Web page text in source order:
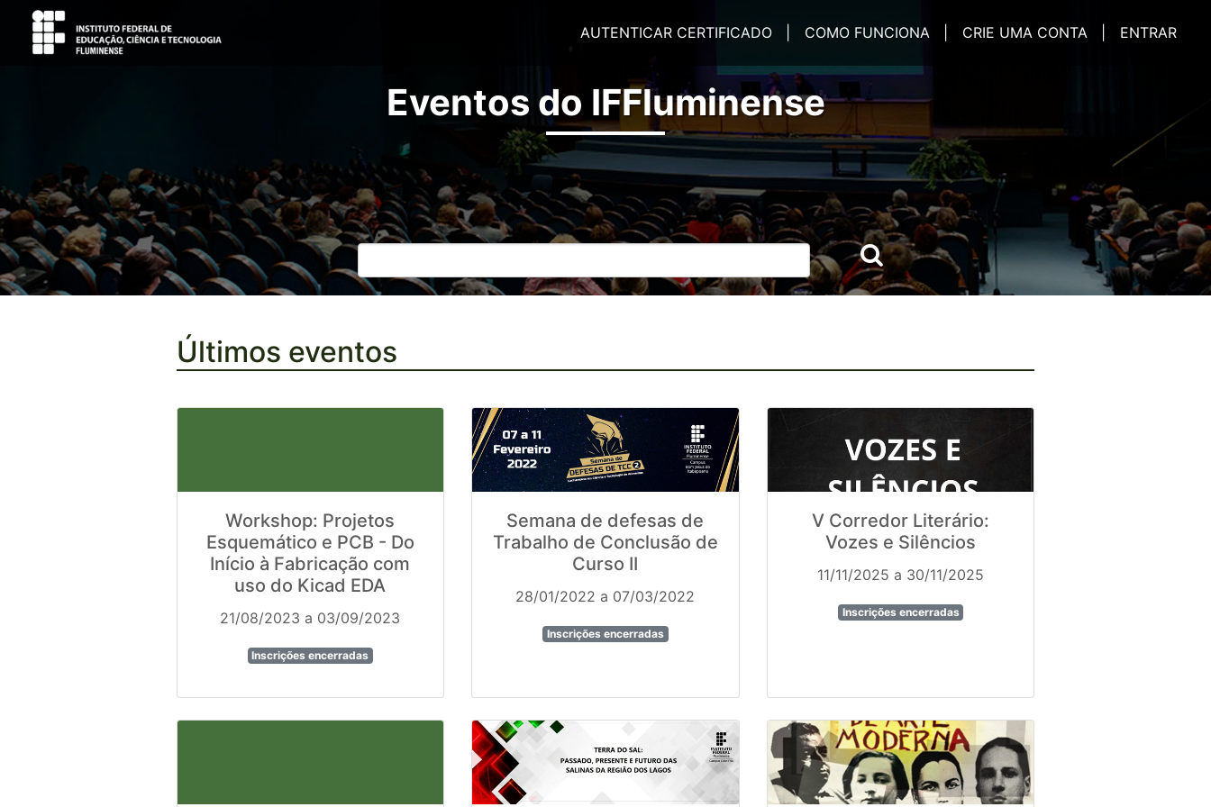
AUTENTICAR CERTIFICADO | COMO FUNCIONA | CRIE UMA CONTA | ENTRAR
Eventos do IFFluminense
Últimos eventos
Workshop: Projetos
Esquemático e PCB - Do
Início à Fabricação com
uso do Kicad EDA
21/08/2023 a 03/09/2023
Inscrições encerradas
Semana de defesas de
Trabalho de Conclusão de
Curso II
28/01/2022 a 07/03/2022
Inscrições encerradas
V Corredor Literário:
Vozes e Silêncios
11/11/2025 a 30/11/2025
Inscrições encerradas